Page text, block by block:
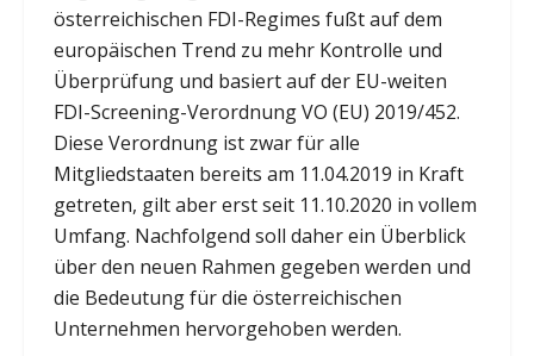
österreichischen FDI-Regimes fußt auf dem
europäischen Trend zu mehr Kontrolle und
Überprüfung und basiert auf der EU-weiten
FDI-Screening-Verordnung VO (EU) 2019/452.
Diese Verordnung ist zwar für alle
Mitgliedstaaten bereits am 11.04.2019 in Kraft
getreten, gilt aber erst seit 11.10.2020 in vollem
Umfang. Nachfolgend soll daher ein Überblick
über den neuen Rahmen gegeben werden und
die Bedeutung für die österreichischen
Unternehmen hervorgehoben werden.